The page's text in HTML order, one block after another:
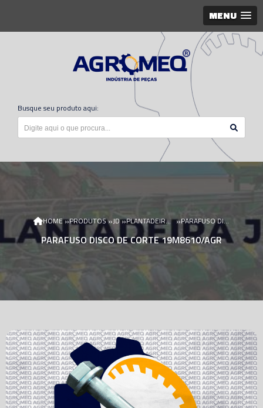
MENU
Busque seu produto aqui:
HOME»PRODUTOS»JD» PLANTADEIRA JD » PARAFUSO DISCO DE CORTE 19M8610/AGR
PARAFUSO DISCO DE CORTE 19M8610/AGR